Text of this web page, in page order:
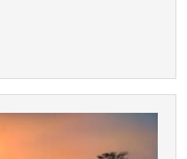
Lịch
1
Ngày